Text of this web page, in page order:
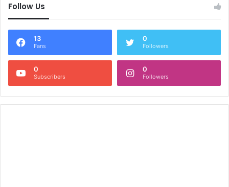
Follow Us
13
Fans
0
Followers
0
Subscribers
0
Followers